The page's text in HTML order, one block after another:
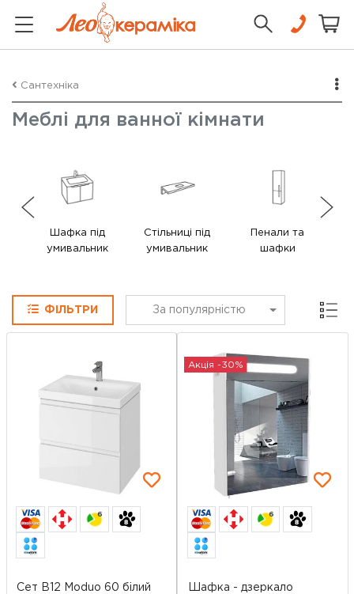
Сантехніка
Меблі для ванної кімнати
Шафка під
умивальник
Стільниці під
умивальник
Пенали та
шафки
ФІЛЬТРИ За популярністю Сітка
6
Сет B12 Moduo 60 білий
Акція -30%
6
Шафка - дзеркало